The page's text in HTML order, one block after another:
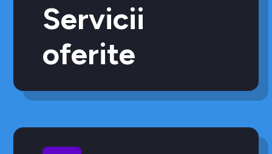
Servicii
oferite